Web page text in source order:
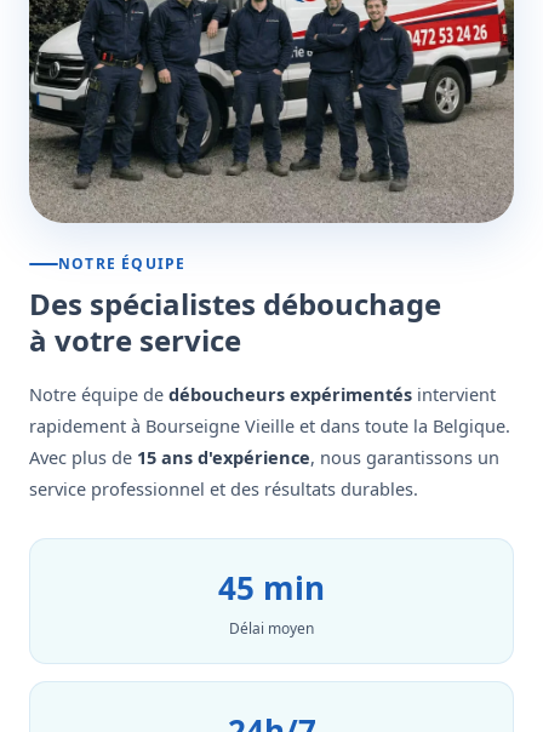
NOTRE ÉQUIPE
Des spécialistes débouchage
à votre service
Notre équipe de déboucheurs expérimentés intervient
rapidement à Bourseigne Vieille et dans toute la Belgique.
Avec plus de 15 ans d'expérience, nous garantissons un
service professionnel et des résultats durables.
45 min
Délai moyen